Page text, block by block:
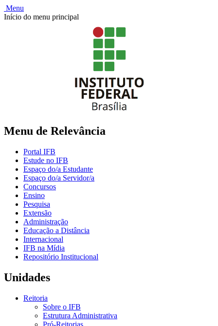
Menu
Início do menu principal
Menu de Relevância
Portal IFB
Estude no IFB
Espaço do/a Estudante
Espaço do/a Servidor/a
Concursos
Ensino
Pesquisa
Extensão
Administração
Educação a Distância
Internacional
IFB na Mídia
Repositório Institucional
Unidades
Reitoria
Sobre o IFB
Estrutura Administrativa
Pró-Reitorias